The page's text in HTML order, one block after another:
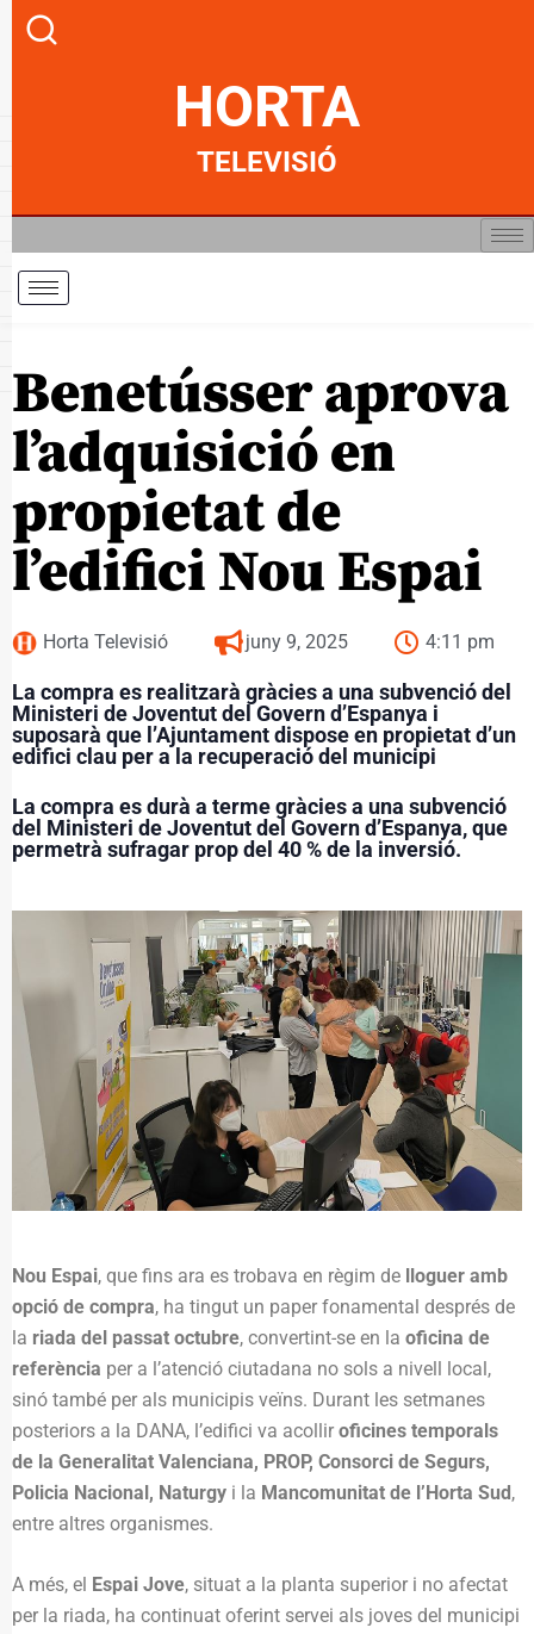
HORTA
TELEVISIÓ
Benetússer aprova
l’adquisició en
propietat de
l’edifici Nou Espai
Horta Televisió juny 9, 2025 4:11 pm
La compra es realitzarà gràcies a una subvenció del
Ministeri de Joventut del Govern d’Espanya i
suposarà que l’Ajuntament dispose en propietat d’un
edifici clau per a la recuperació del municipi
La compra es durà a terme gràcies a una subvenció
del Ministeri de Joventut del Govern d’Espanya, que
permetrà sufragar prop del 40 % de la inversió.
Nou Espai, que fins ara es trobava en règim de lloguer amb
opció de compra, ha tingut un paper fonamental després de
la riada del passat octubre, convertint-se en la oficina de
referència per a l’atenció ciutadana no sols a nivell local,
sinó també per als municipis veïns. Durant les setmanes
posteriors a la DANA, l’edifici va acollir oficines temporals
de la Generalitat Valenciana, PROP, Consorci de Segurs,
Policia Nacional, Naturgy i la Mancomunitat de l’Horta Sud,
entre altres organismes.
A més, el Espai Jove, situat a la planta superior i no afectat
per la riada, ha continuat oferint servei als joves del municipi